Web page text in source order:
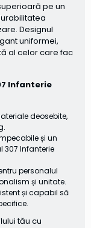
pe un
Designul
uniformei,
al celor care fac
Infanterie
deosebite,
și un
307 Infanterie
personalul
și unitate.
și capabil să
tău cu